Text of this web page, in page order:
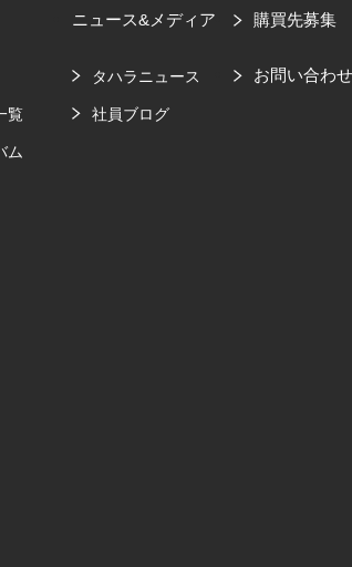
覧
ム
ニュース&メディア
タハラニュース
社員ブログ
購買先募集
お問い合わせ